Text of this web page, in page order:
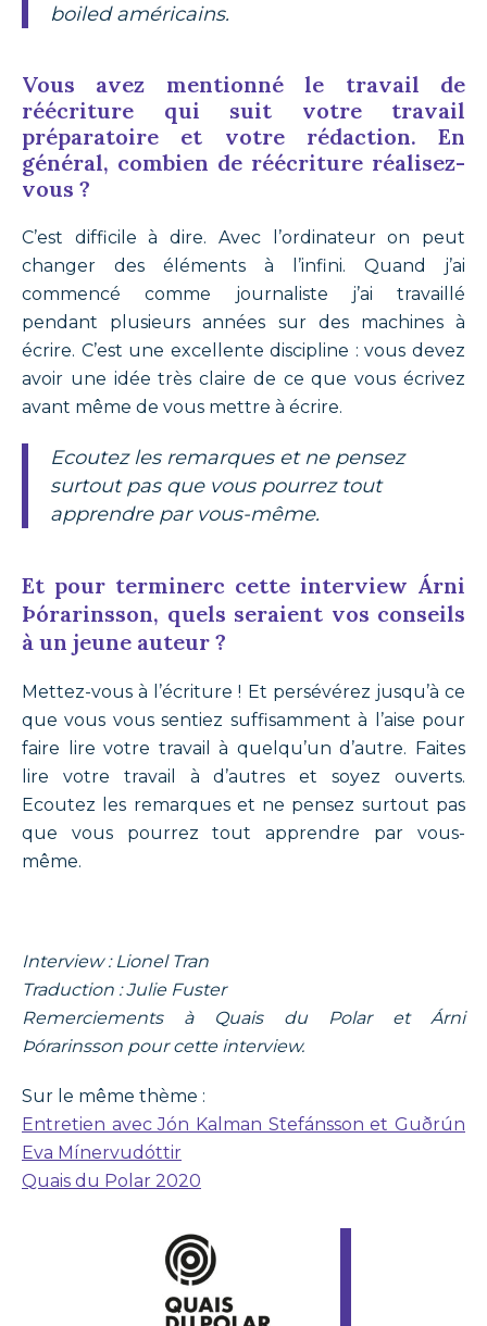
boiledaméricains.
Vous avez mentionné le travail de
réécriture qui suit votre travail
préparatoire et votre rédaction. En
général, combien de réécriture réalisez-
vous ?
C’est difficile à dire. Avec l’ordinateur on peut
changer des éléments à l’infini. Quand j’ai
commencé comme journaliste j’ai travaillé
pendant plusieurs années sur des machines à
écrire. C’est une excellente discipline : vous devez
avoir une idée très claire de ce que vous écrivez
avant même de vous mettre à écrire.
Ecoutez les remarques et ne pensez
surtout pas que vous pourrez tout
apprendre par vous-même.
Et pour terminerc cette interview Árni
Þórarinsson, quels seraient vos conseils
à un jeune auteur ?
Mettez-vous à l’écriture ! Et persévérez jusqu’à ce
que vous vous sentiez suffisamment à l’aise pour
faire lire votre travail à quelqu’un d’autre. Faites
lire votre travail à d’autres et soyez ouverts.
Ecoutez les remarques et ne pensez surtout pas
que vous pourrez tout apprendre par vous-
même.
Interview : Lionel Tran
Traduction : Julie Fuster
Remerciements à Quais du Polar et Árni
Þórarinsson pour cette interview.
Sur le même thème :
Entretien avec Jón Kalman Stefánsson et Guðrún
Eva Mínervudóttir
Quais du Polar 2020